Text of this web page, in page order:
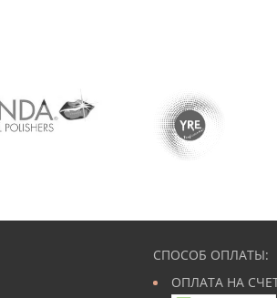
СПОСОБ ОПЛАТЫ:
ОПЛАТА НА